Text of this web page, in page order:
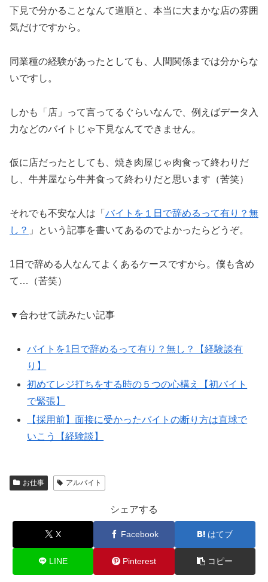
下見で分かることなんて道順と、本当に大まかな店の雰囲
気だけですから。
同業種の経験があったとしても、人間関係までは分からな
いですし。
しかも「店」って言ってるぐらいなんで、例えばデータ入
力などのバイトじゃ下見なんてできません。
仮に店だったとしても、焼き肉屋じゃ肉食って終わりだ
し、牛丼屋なら牛丼食って終わりだと思います（苦笑）
それでも不安な人は「 バイトを１日で辞めるって有り？無
し？ 」という記事を書いてあるのでよかったらどうぞ。
1日で辞める人なんてよくあるケースですから。僕も含め
て…（苦笑）
▼合わせて読みたい記事
バイトを1日で辞めるって有り？無し？【経験談有
り】
初めてレジ打ちをする時の５つの心構え【初バイト
で緊張】
【採用前】面接に受かったバイトの断り方は直球で
いこう【経験談】
お仕事 アルバイト
シェアする
X Facebook はてブ
LINE Pinterest コピー